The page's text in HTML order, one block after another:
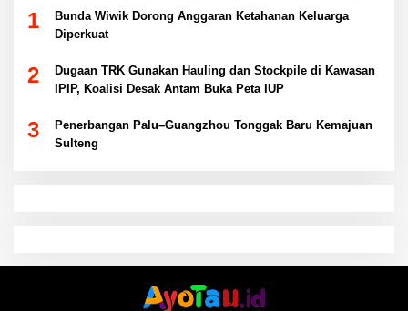
1
Bunda Wiwik Dorong Anggaran Ketahanan Keluarga
Diperkuat
2
Dugaan TRK Gunakan Hauling dan Stockpile di Kawasan
IPIP, Koalisi Desak Antam Buka Peta IUP
3
Penerbangan Palu–Guangzhou Tonggak Baru Kemajuan
Sulteng